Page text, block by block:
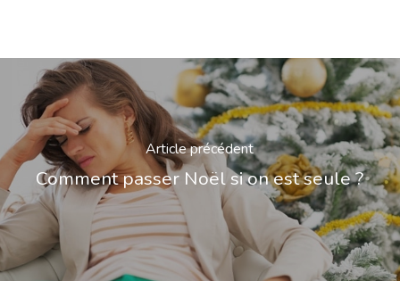
Article précédent
Comment passer Noël si on est seule ?